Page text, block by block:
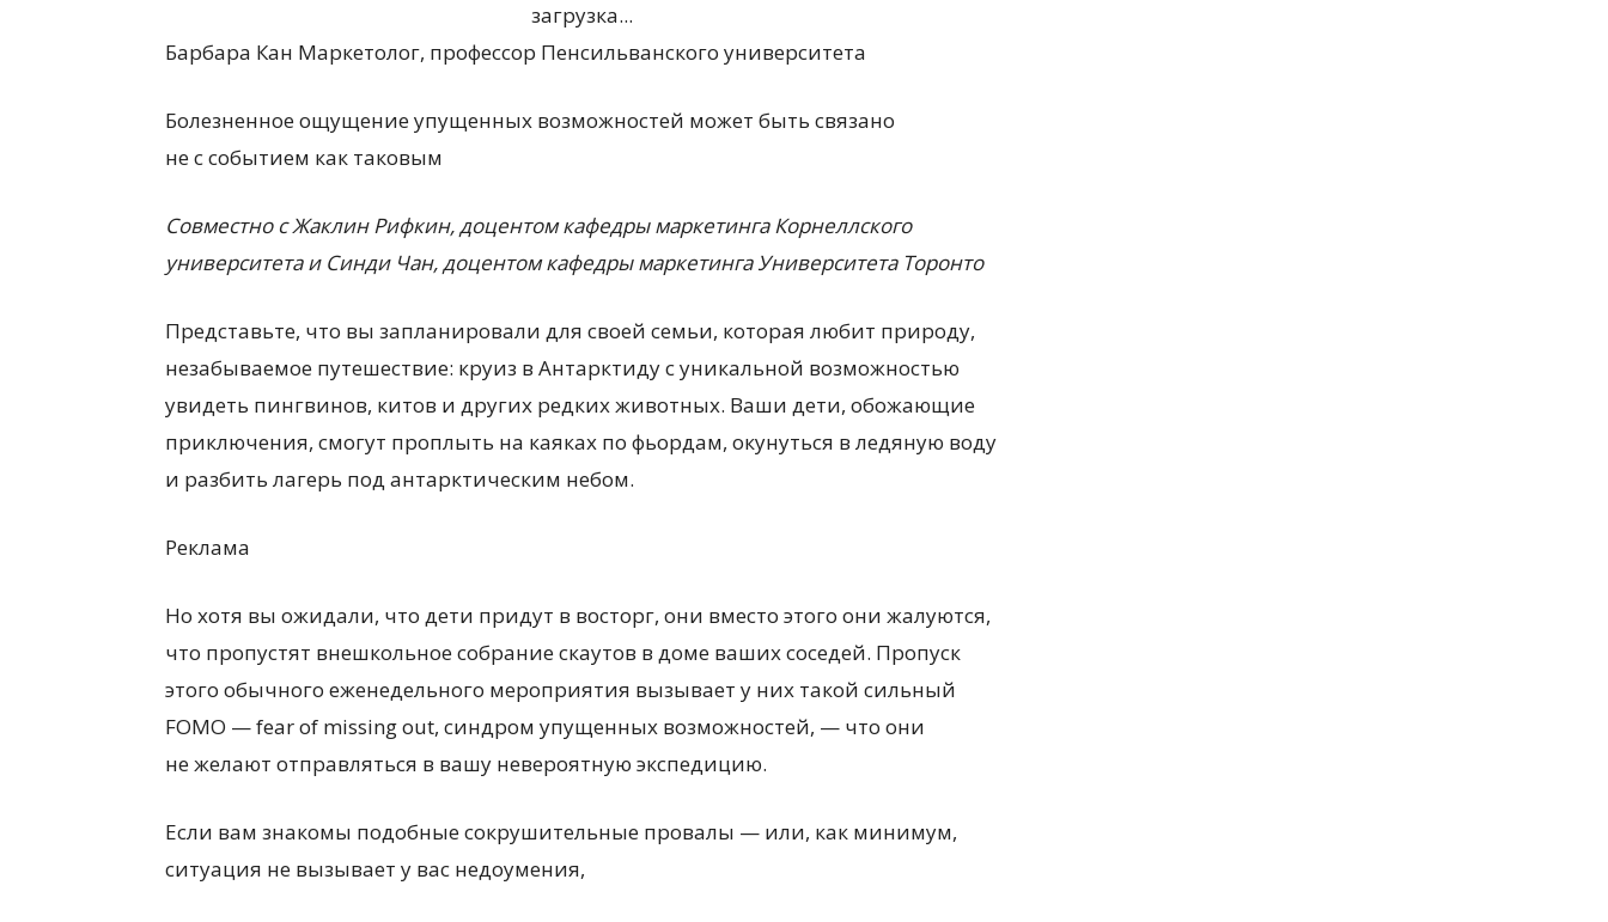
загрузка...
Барбара Кан Маркетолог, профессор Пенсильванского университета
Болезненное ощущение упущенных возможностей может быть связано
не с событием как таковым
Совместно сЖаклин Рифкин, доцентомкафедры маркетинга Корнеллского
университета и Синди Чан, доцентомкафедры маркетингаУниверситета Торонто
Представьте, что вы запланировали для своей семьи, которая любит природу,
незабываемое путешествие: круиз в Антарктиду с уникальной возможностью
увидеть пингвинов, китов и других редких животных. Ваши дети, обожающие
приключения, смогут проплыть на каяках по фьордам, окунуться в ледяную воду
и разбить лагерь под антарктическим небом.
Реклама
Но хотя вы ожидали, что дети придут в восторг, они вместо этого они жалуются,
что пропустят внешкольное собрание скаутов в доме ваших соседей. Пропуск
этого обычного еженедельного мероприятия вызывает у них такой сильный
FOMO — fear of missing out, синдром упущенных возможностей, — что они
не желают отправляться в вашу невероятную экспедицию.
Если вам знакомы подобные сокрушительные провалы — или, как минимум,
ситуация не вызывает у вас недоумения,